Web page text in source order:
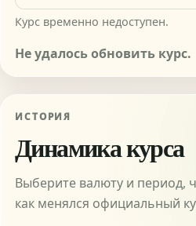
Курс временно недоступен.
Не удалось обновить курс.
ИСТОРИЯ
Динамика курса
Выберите валюту и период,
как менялся официальный